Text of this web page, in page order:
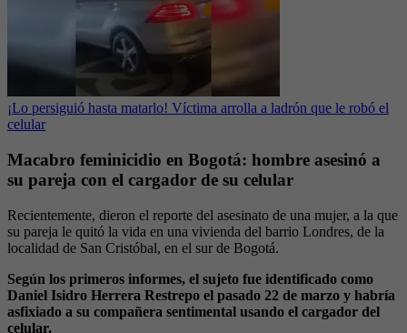
¡Lo persiguió hasta matarlo! Víctima arrolla a ladrón que le robó el
celular
Macabro feminicidio en Bogotá: hombre asesinó a
su pareja con el cargador de su celular
Recientemente, dieron el reporte del asesinato de una mujer, a la que
su pareja le quitó la vida en una vivienda del barrio Londres, de la
localidad de San Cristóbal, en el sur de Bogotá.
Según los primeros informes, el sujeto fue identificado como
Daniel Isidro Herrera Restrepo el pasado 22 de marzo y habría
asfixiado a su compañera sentimental usando el cargador del
celular.